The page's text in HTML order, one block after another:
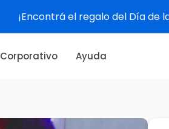
¡Encontrá el regalo del Día de
Corporativo Ayuda